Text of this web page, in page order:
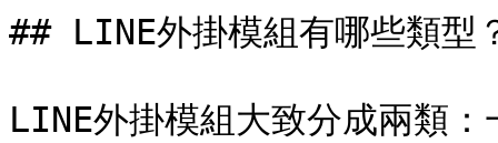
## LINE外掛模組有哪些類型
LINE外掛模組大致分成兩類